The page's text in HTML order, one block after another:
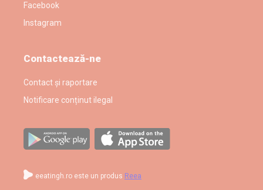
Facebook
Instagram
Contactează-ne
Contact și raportare
Notificare conținut ilegal
eeatingh.ro este un produs Reea